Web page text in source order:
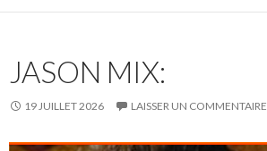
JASON MIX:
19 JUILLET 2026 LAISSER UN COMMENTAIRE